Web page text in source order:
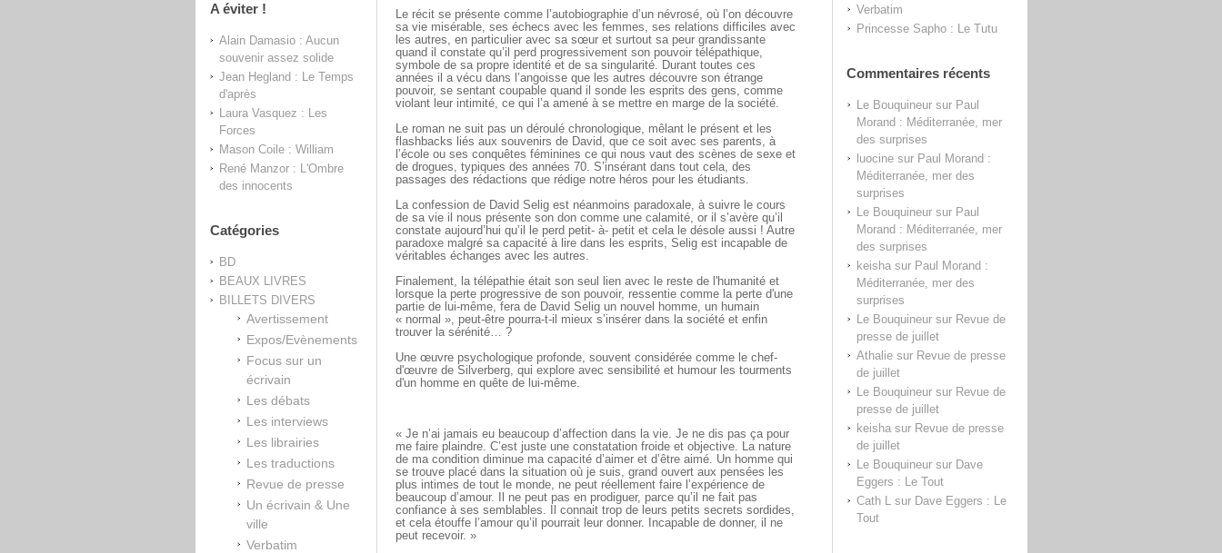
A éviter !
Alain Damasio : Aucun
souvenir assez solide
Jean Hegland : Le Temps
d'après
Laura Vasquez : Les
Forces
Mason Coile : William
René Manzor : L'Ombre
des innocents
Catégories
BD
BEAUX LIVRES
BILLETS DIVERS
Avertissement
Expos/Evènements
Focus sur un
écrivain
Les débats
Les interviews
Les librairies
Les traductions
Revue de presse
Un écrivain & Une
ville
Verbatim
Verbatim
Princesse Sapho : Le Tutu
Commentaires récents
Le Bouquineursur Paul
Morand : Méditerranée, mer
des surprises
luocinesur Paul Morand :
Méditerranée, mer des
surprises
Le Bouquineursur Paul
Morand : Méditerranée, mer
des surprises
keishasur Paul Morand :
Méditerranée, mer des
surprises
Le Bouquineursur Revue de
presse de juillet
Athaliesur Revue de presse
de juillet
Le Bouquineursur Revue de
presse de juillet
keishasur Revue de presse
de juillet
Le Bouquineursur Dave
Eggers : Le Tout
Cath Lsur Dave Eggers : Le
Tout
Le récit se présente comme l’autobiographie d’un névrosé, où l’on découvre
sa vie misérable, ses échecs avec les femmes, ses relations difficiles avec
les autres, en particulier avec sa sœur et surtout sa peur grandissante
quand il constate qu’il perd progressivement son pouvoir télépathique,
symbole de sa propre identité et de sa singularité. Durant toutes ces
années il a vécu dans l’angoisse que les autres découvre son étrange
pouvoir, se sentant coupable quand il sonde les esprits des gens, comme
violant leur intimité, ce qui l’a amené à se mettre en marge de la société.
Le roman ne suit pas un déroulé chronologique, mêlant le présent et les
flashbacks liés aux souvenirs de David, que ce soit avec ses parents, à
l’école ou ses conquêtes féminines ce qui nous vaut des scènes de sexe et
de drogues, typiques des années 70. S’insérant dans tout cela, des
passages des rédactions que rédige notre héros pour les étudiants.
La confession de David Selig est néanmoins paradoxale, à suivre le cours
de sa vie il nous présente son don comme une calamité, or il s’avère qu’il
constate aujourd’hui qu’il le perd petit- à- petit et cela le désole aussi ! Autre
paradoxe malgré sa capacité à lire dans les esprits, Selig est incapable de
véritables échanges avec les autres.
Finalement, la télépathie était son seul lien avec le reste de l'humanité et
lorsque la perte progressive de son pouvoir, ressentie comme la perte d'une
partie de lui-même, fera de David Selig un nouvel homme, un humain
« normal », peut-être pourra-t-il mieux s’insérer dans la société et enfin
trouver la sérénité… ?
Une œuvre psychologique profonde, souvent considérée comme le chef-
d'œuvre de Silverberg, qui explore avec sensibilité et humour les tourments
d'un homme en quête de lui-même.
« Je n’ai jamais eu beaucoup d’affection dans la vie. Je ne dis pas ça pour
me faire plaindre. C’est juste une constatation froide et objective. La nature
de ma condition diminue ma capacité d’aimer et d’être aimé. Un homme qui
se trouve placé dans la situation où je suis, grand ouvert aux pensées les
plus intimes de tout le monde, ne peut réellement faire l’expérience de
beaucoup d’amour. Il ne peut pas en prodiguer, parce qu’il ne fait pas
confiance à ses semblables. Il connait trop de leurs petits secrets sordides,
et cela étouffe l’amour qu’il pourrait leur donner. Incapable de donner, il ne
peut recevoir. »